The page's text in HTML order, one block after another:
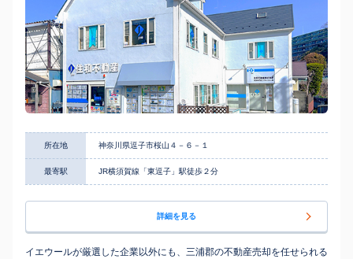
所在地 神奈川県逗子市桜山４－６－１
最寄駅 JR横須賀線「東逗子」駅徒歩２分
詳細を見る
イエウールが厳選した企業以外にも、三浦郡の不動産売却を任せられる